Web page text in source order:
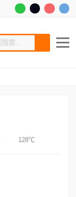
128℃